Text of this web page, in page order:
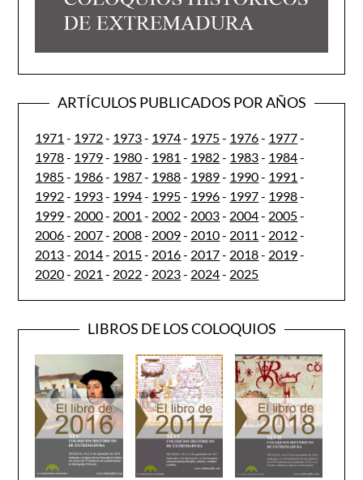
ARTÍCULOS PUBLICADOS POR AÑOS
1971 - 1972- 1973- 1974- 1975- 1976- 1977-
1978- 1979- 1980- 1981 - 1982- 1983- 1984-
1985- 1986- 1987- 1988- 1989- 1990- 1991 -
1992- 1993- 1994- 1995- 1996- 1997- 1998-
1999- 2000- 2001 - 2002- 2003- 2004- 2005-
2006- 2007- 2008- 2009- 2010- 2011 - 2012-
2013- 2014- 2015- 2016- 2017- 2018- 2019-
2020- 2021 - 2022- 2023- 2024- 2025
LIBROS DE LOS COLOQUIOS